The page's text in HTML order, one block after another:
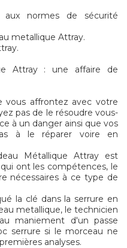
aux normes de sécurité
metallique Attray.
Attray : une affaire de
vous affrontez avec votre
pas de le résoudre vous-
à un danger ainsi que vos
à le réparer voire en
Métallique Attray est
ont les compétences, le
nécessaires à ce type de
la clé dans la serrure en
metallique, le technicien
maniement d'un passe
serrure si le morceau ne
analyses.